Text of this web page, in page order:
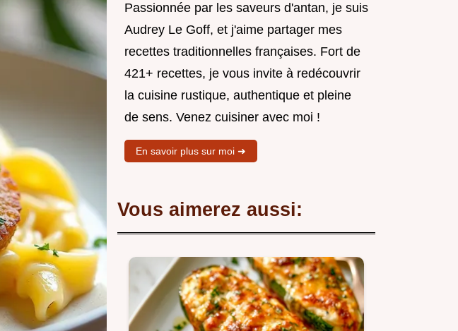
Passionnée par les saveurs d'antan, je suis
Audrey Le Goff, et j'aime partager mes
recettes traditionnelles françaises. Fort de
421+ recettes, je vous invite à redécouvrir
la cuisine rustique, authentique et pleine
de sens. Venez cuisiner avec moi !
En savoir plus sur moi ➜
Vous aimerez aussi: